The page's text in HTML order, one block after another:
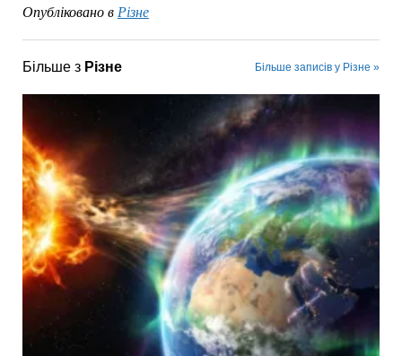
Опубліковано в Різне
Більше з Різне Більше записів у Різне »